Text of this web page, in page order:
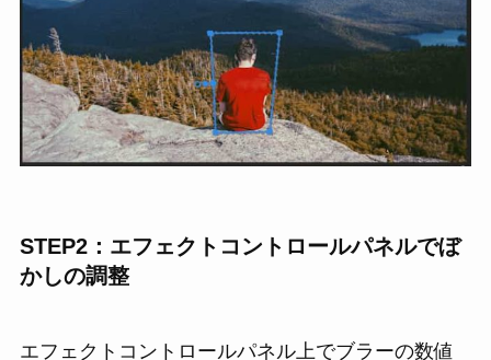
STEP2：エフェクトコントロールパネルでぼ
かしの調整
エフェクトコントロールパネル上でブラーの数値